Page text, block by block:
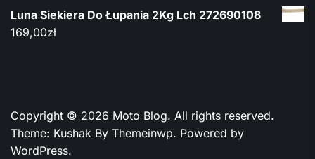
Luna Siekiera Do Łupania 2Kg Lch 272690108
169,00zł
Copyright © 2026 Moto Blog. All rights reserved.
Theme: Kushak By Themeinwp. Powered by
WordPress.